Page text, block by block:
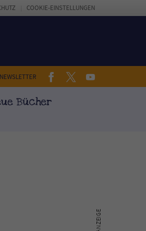
NEWSLETTER FACEBOOKTWITTERYOUTUBE
Bücher
COOKIE-EINSTELLUNGEN